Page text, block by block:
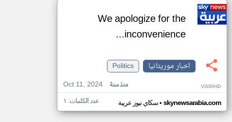
We apologize for the
inconvenience...
اخبار موريتانيا
Politics
Oct 11, 2024
منذ سنة VG00HD
سكاي نيوز عربية• skynewsarabia.com عدد الكلمات: ١